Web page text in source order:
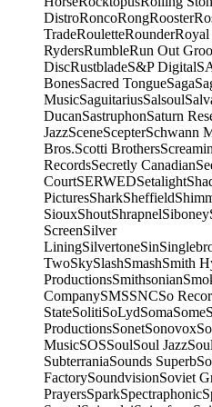
DistroRoncoRongRooster
TradeRouletteRounder
RydersRumbleRun Out
DiscRustbladeS&P Digital
BonesSacred TongueSaga
MusicSaguitariusSalsoul
DucanSastruphonSaturn
JazzSceneScepterSchwann
Bros.Scotti Brothers
RecordsSecretly Canadian
CourtSERWEDSetalight
PicturesSharkSheffield
SiouxShoutShrapnelSiboney
ScreenSilver
LiningSilvertoneSin
TwoSkySlashSmashSmith
ProductionsSmithsonian
CompanySMSSNCSo
StateSolitiSoLydSomaSome
ProductionsSonetSonovox
MusicSOSSoulSoul Jazz
SubterraniaSounds Superb
FactorySoundvisionSoviet
PrayersSparkSpectraphonic